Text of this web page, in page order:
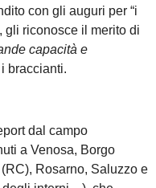
con gli auguri per “i
gli riconosce il merito di
capacità e
i braccianti.
dal campo
a Venosa, Borgo
Rosarno, Saluzzo e